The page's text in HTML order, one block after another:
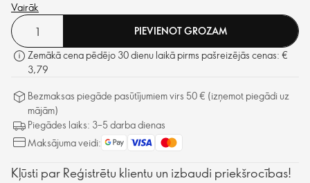
Vairāk
PIEVIENOT GROZAM
Zemākā cena pēdējo 30 dienu laikā pirms pašreizējās cenas: €
3,79
Bezmaksas piegāde pasūtījumiem virs 50 € (izņemot piegādi uz
mājām)
Piegādes laiks: 3–5 darba dienas
Maksājuma veidi:
Kļūsti par Reģistrētu klientu un izbaudi priekšrocības!